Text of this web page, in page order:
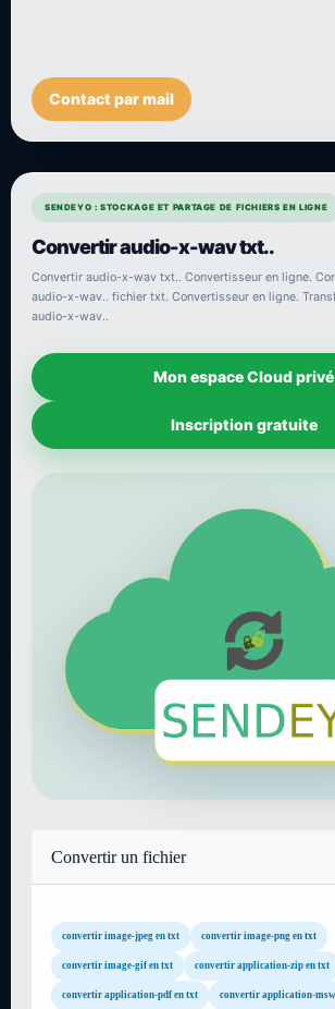
Contact par mail
SENDEYO : STOCKAGE ET PARTAGE DE FICHIERS EN LIGNE
Convertir audio-x-wav txt..
Convertir audio-x-wav txt.. Convertisseur en ligne.
audio-x-wav.. fichier txt. Convertisseur en ligne.
audio-x-wav..
Mon espace Cloud privé
Inscription gratuite
Convertir un fichier
convertir image-jpeg en txt convertir image-png en txt
convertir image-gif en txt convertir application-zip en txt
convertir application-pdf en txt convertir application-